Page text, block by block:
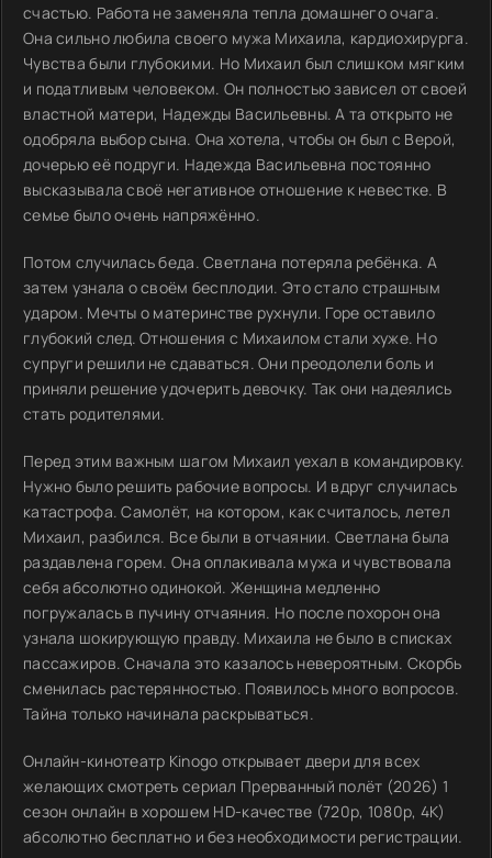
счастью. Работа не заменяла тепла домашнего очага.
Она сильно любила своего мужа Михаила, кардиохирурга.
Чувства были глубокими. Но Михаил был слишком мягким
и податливым человеком. Он полностью зависел от своей
властной матери, Надежды Васильевны. А та открыто не
одобряла выбор сына. Она хотела, чтобы он был с Верой,
дочерью её подруги. Надежда Васильевна постоянно
высказывала своё негативное отношение к невестке. В
семье было очень напряжённо.
Потом случилась беда. Светлана потеряла ребёнка. А
затем узнала о своём бесплодии. Это стало страшным
ударом. Мечты о материнстве рухнули. Горе оставило
глубокий след. Отношения с Михаилом стали хуже. Но
супруги решили не сдаваться. Они преодолели боль и
приняли решение удочерить девочку. Так они надеялись
стать родителями.
Перед этим важным шагом Михаил уехал в командировку.
Нужно было решить рабочие вопросы. И вдруг случилась
катастрофа. Самолёт, на котором, как считалось, летел
Михаил, разбился. Все были в отчаянии. Светлана была
раздавлена горем. Она оплакивала мужа и чувствовала
себя абсолютно одинокой. Женщина медленно
погружалась в пучину отчаяния. Но после похорон она
узнала шокирующую правду. Михаила не было в списках
пассажиров. Сначала это казалось невероятным. Скорбь
сменилась растерянностью. Появилось много вопросов.
Тайна только начинала раскрываться.
Онлайн-кинотеатр Kinogo открывает двери для всех
желающих смотреть сериал Прерванный полёт (2026) 1
сезон онлайн в хорошем HD-качестве (720p, 1080p, 4K)
абсолютно бесплатно и без необходимости регистрации.